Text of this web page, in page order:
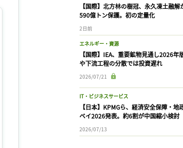
【国際】北方林の樹冠、永久凍土融
590億トン保護。初の定量化
2日前
エネルギー・資源
【国際】IEA、重要鉱物見通し2026年
や下流工程の分散では投資遅れ
2026/07/21
IT・ビジネスサービス
【日本】KPMGら、経済安全保障・地
ベイ2026発表。約6割が中国縮小検討
2026/07/13